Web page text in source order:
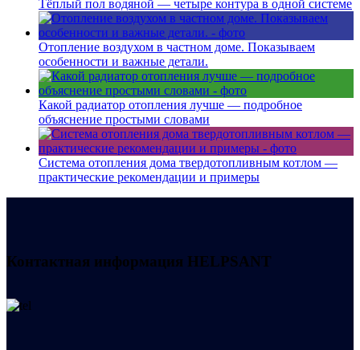
Тёплый пол водяной — четыре контура в одной системе
Отопление воздухом в частном доме. Показываем
особенности и важные детали.
Какой радиатор отопления лучше — подробное
объяснение простыми словами
Система отопления дома твердотопливным котлом —
практические рекомендации и примеры
Контактная информация HELPSANT